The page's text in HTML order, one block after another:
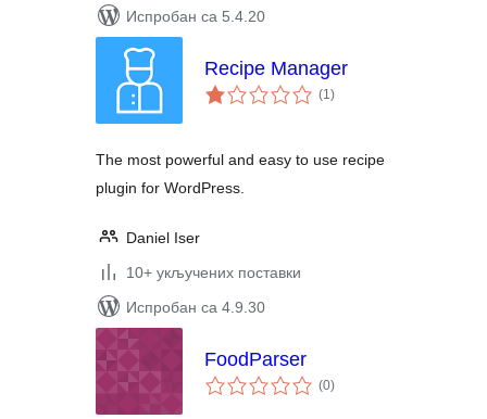
Испробан са 5.4.20
Recipe Manager
(1укупних
оцена
)
The most powerful and easy to use recipe
plugin for WordPress.
Daniel Iser
10+ укључених поставки
Испробан са 4.9.30
FoodParser
(0укупних
оцена
)